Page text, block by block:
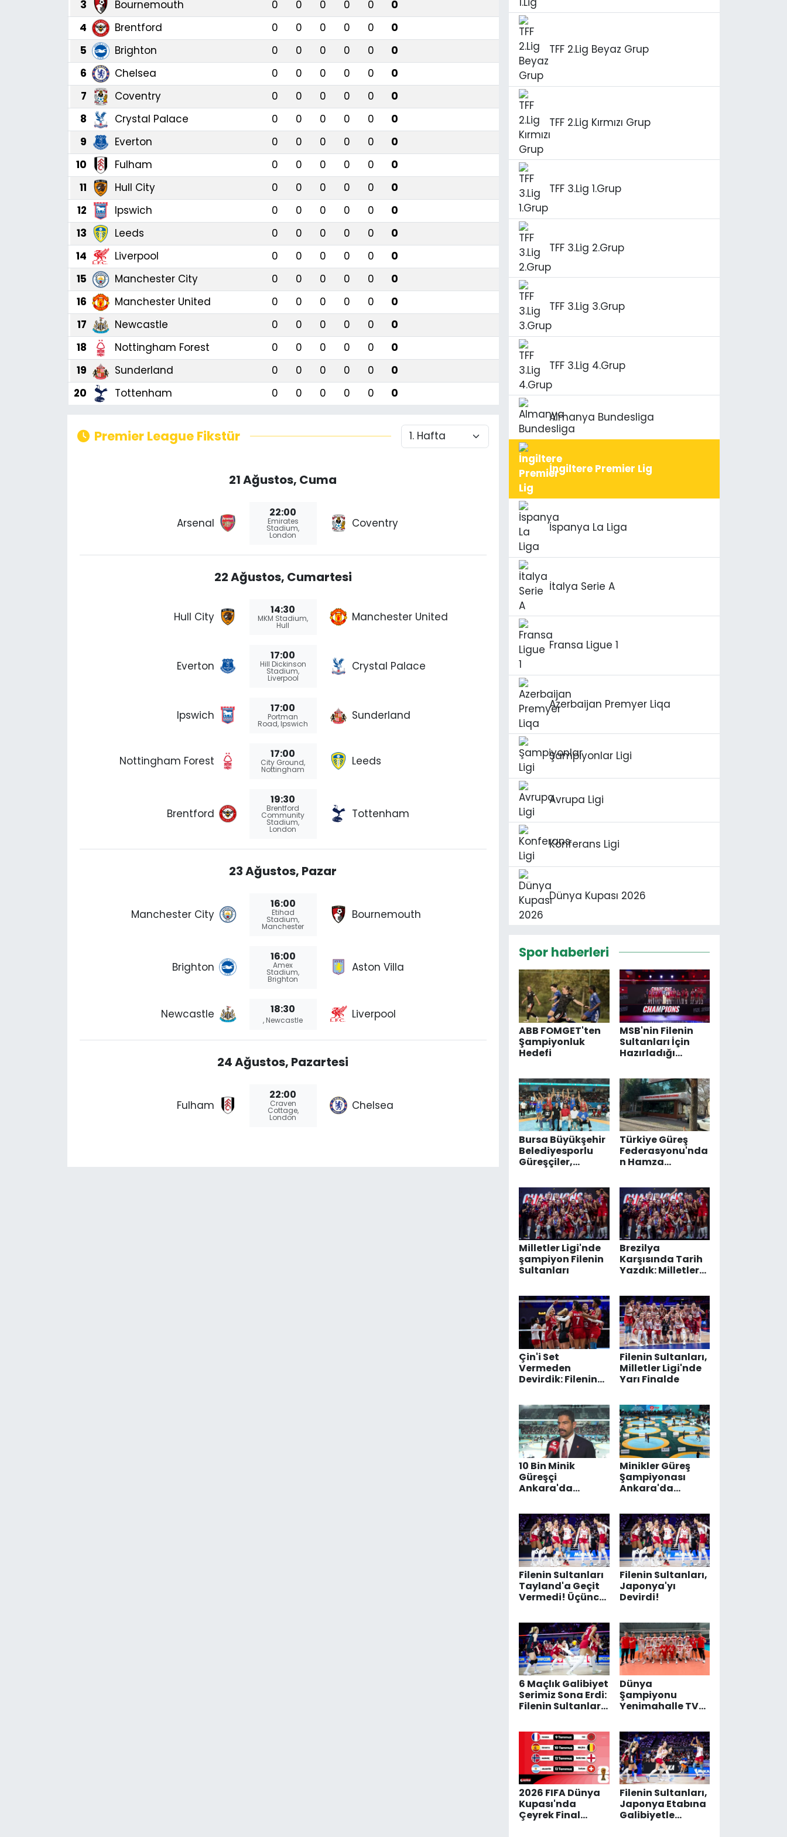
3
Bournemouth 0 0 0 0 0
0
4
Brentford 0 0 0 0 0
0
5
Brighton 0 0 0 0 0
0
6
Chelsea 0 0 0 0 0
0
7
Coventry 0 0 0 0 0
0
8
Crystal Palace 0 0 0 0 0
0
9
Everton 0 0 0 0 0
0
10
Fulham 0 0 0 0 0
0
11
Hull City 0 0 0 0 0
0
12
Ipswich 0 0 0 0 0
0
13
Leeds 0 0 0 0 0
0
14
Liverpool 0 0 0 0 0
0
15
Manchester City 0 0 0 0 0
0
16
Manchester United 0 0 0 0 0
0
17
Newcastle 0 0 0 0 0
0
18
Nottingham Forest 0 0 0 0 0
0
19
Sunderland 0 0 0 0 0
0
20
Tottenham 0 0 0 0 0 0
Premier League Fikstür
21 Ağustos, Cuma
Arsenal
22:00
Emirates
Stadium,
London
Coventry
22 Ağustos, Cumartesi
Hull City 14:30
MKM Stadium,
Hull
Manchester United
Everton
17:00
Hill Dickinson
Stadium,
Liverpool
Crystal Palace
Ipswich 17:00
Portman
Road, Ipswich
Sunderland
Nottingham Forest 17:00
City Ground,
Nottingham
Leeds
Brentford
19:30
Brentford
Community
Stadium,
London
Tottenham
23 Ağustos, Pazar
Manchester City
16:00
Etihad
Stadium,
Manchester
Bournemouth
Brighton
16:00
Amex
Stadium,
Brighton
Aston Villa
Newcastle 18:30
, Newcastle Liverpool
24 Ağustos, Pazartesi
Fulham
22:00
Craven
Cottage,
London
Chelsea
TFF 2.Lig Beyaz Grup
TFF 2.Lig Kırmızı Grup
TFF 3.Lig 1.Grup
TFF 3.Lig 2.Grup
TFF 3.Lig 3.Grup
TFF 3.Lig 4.Grup
Almanya Bundesliga
İngiltere Premier Lig
İspanya La Liga
İtalya Serie A
Fransa Ligue 1
Azerbaijan Premyer Liqa
Şampiyonlar Ligi
Avrupa Ligi
Konferans Ligi
Dünya Kupası 2026
Spor haberleri
ABB FOMGET'ten
Şampiyonluk
Hedefi
MSB'nin Filenin
Sultanları İçin
Hazırladığı
İlgi
Bursa Büyükşehir
Belediyesporlu
Güreşçiler,
Madalya İle
Döndü
Türkiye Güreş
Federasyonu'nda
n Hamza
Soruşturma
Milletler Ligi'nde
şampiyon Filenin
Sultanları
Brezilya
Karşısında Tarih
Yazdık: Milletler
Şampiyon Filenin
Sultanları
Çin'i Set
Vermeden
Devirdik: Filenin
Milletler Ligi'nde
Finalde!
Filenin Sultanları,
Milletler Ligi'nde
Yarı Finalde
10 Bin Minik
Güreşçi
Ankara'da
Minikler Güreş
Şampiyonası
Ankara'da
Filenin Sultanları
Tayland'a Geçit
Vermedi! Üçüncü
Tamamladı
Filenin Sultanları,
Japonya'yı
Devirdi!
6 Maçlık Galibiyet
Serimiz Sona Erdi:
Filenin Sultanları,
Setinde Mağlup
Oldu
Dünya
Şampiyonu
Yenimahalle TVF
2026 FIFA Dünya
Kupası'nda
Çeyrek Final
Filenin Sultanları,
Japonya Etabına
Galibiyetle